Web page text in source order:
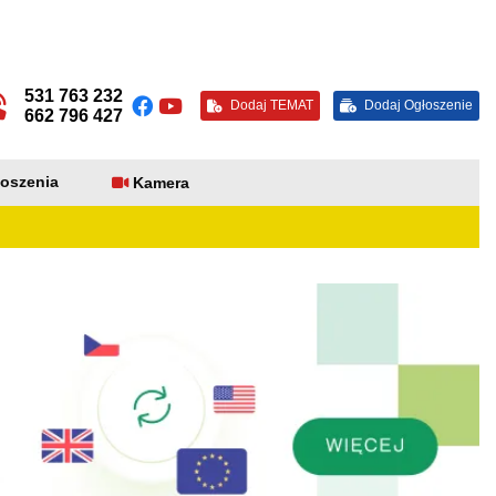
531 763 232
662 796 427
Dodaj TEMAT Dodaj Ogłoszenie
Kamera